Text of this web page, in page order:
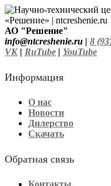
АО "Решение"
info@ntcreshenie.ru | 8
VK| RuTube | YouTube
Информация
О нас
Новости
Дилерство
Скачать
Обратная связь
Контакты